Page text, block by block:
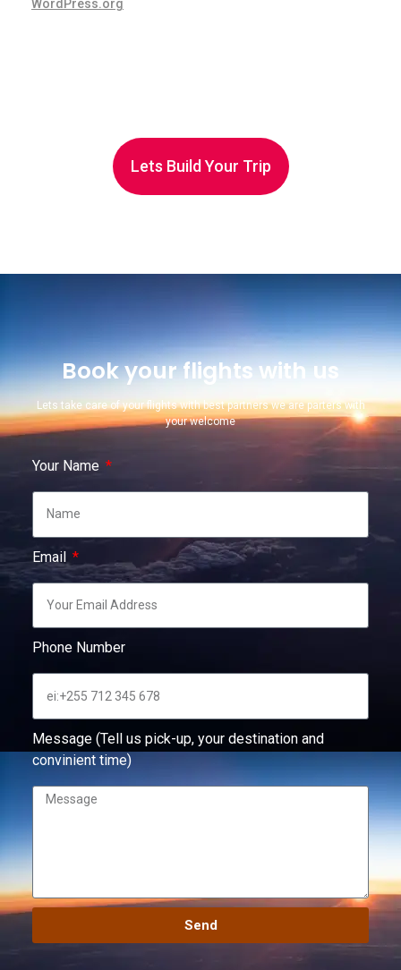
WordPress.org
Lets Build Your Trip
Book your flights with us
Lets take care of your flights with best partners we are parters with
your welcome
Your Name
Email
Phone Number
Message (Tell us pick-up, your destination and
convinient time)
Send